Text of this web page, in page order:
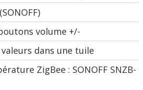
volume +/-
dans une tuile
ZigBee : SONOFF SNZB-